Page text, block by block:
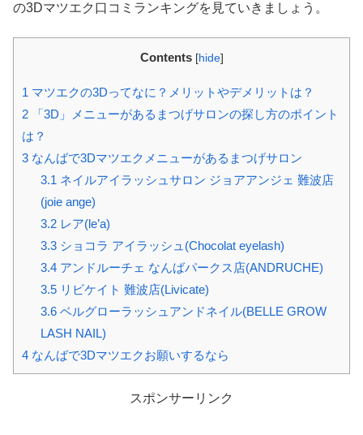
の3Dマツエク口コミランキングを見ていきましょう。
Contents [hide]
1 マツエクの3Dってなに？メリットやデメリットは？
2 「3D」メニューがあるまつげサロンの探し方のポイント
は？
3 なんばで3Dマツエクメニューがあるまつげサロン
3.1 ネイルアイラッシュサロン ジョアアンジェ 難波店
(joie ange)
3.2レア(le’a)
3.3ショコラ アイラッシュ(Chocolat eyelash)
3.4アンドルーチェ なんばパークス店(ANDRUCHE)
3.5リビケイト 難波店(Livicate)
3.6ベルグローラッシュアンドネイル(BELLE GROW
LASH NAIL)
4 なんばで3Dマツエクお願いするなら
スポンサーリンク